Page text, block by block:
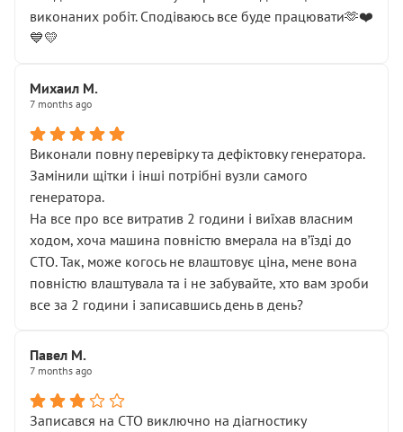
виконаних робіт. Сподіваюсь все буде працювати🫶❤️
💙💛
Михаил М.
7 months ago
Виконали повну перевірку та дефіктовку генератора.
Замінили щітки і інші потрібні вузли самого
генератора.
На все про все витратив 2 години і виїхав власним
ходом, хоча машина повністю вмерала на вʼїзді до
СТО. Так, може когось не влаштовує ціна, мене вона
повністю влаштувала та і не забувайте, хто вам зроби
все за 2 години і записавшись день в день?
Павел М.
7 months ago
Записався на СТО виключно на діагностику